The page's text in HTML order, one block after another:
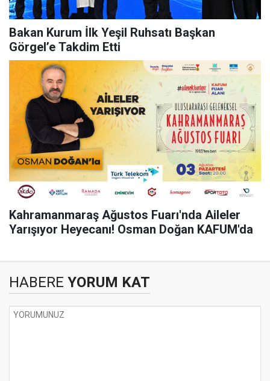
Bakan Kurum İlk Yeşil Ruhsatı Başkan
Görgel’e Takdim Etti
Kahramanmaraş Ağustos Fuarı'nda Aileler
Yarışıyor Heyecanı! Osman Doğan KAFUM'da
HABERE YORUM KAT